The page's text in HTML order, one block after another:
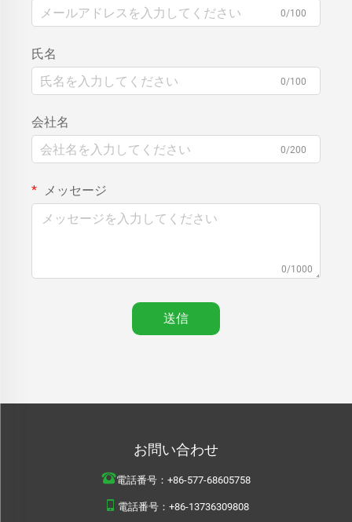
0/100
氏名
0/100
会社名
0/200
メッセージ
0/1000
送信
お問い合わせ
電話番号： +86-577-68605758
電話番号： +86-13736309808